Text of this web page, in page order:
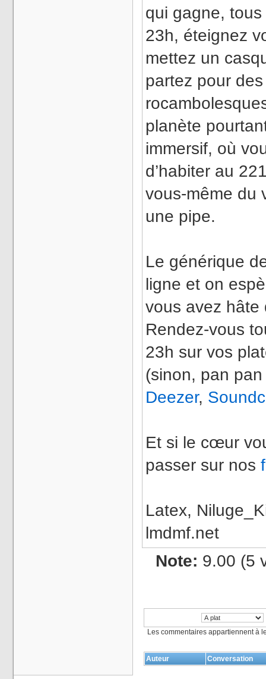
qui gagne,
23h, éteignez
mettez un
partez pour
planète
immersif, où
d’habiter au
vous-même du
une pipe.
Le générique
ligne et on
vous avez hâte
Rendez-vous
23h sur vos
(sinon, pan
Deezer,
Et si le cœur
passer sur nos
Latex,
lmdmf.net
Note: 9.00 (5
Les commentaires appartiennent à
Auteur Conversation